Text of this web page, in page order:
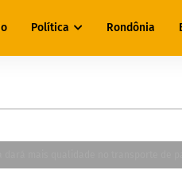
Política Rondônia